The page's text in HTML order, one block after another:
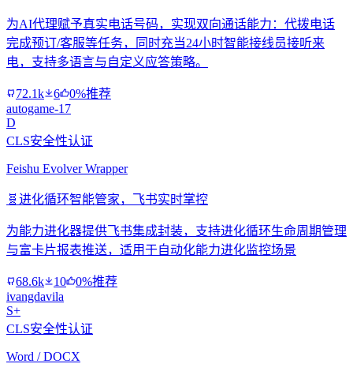
为AI代理赋予真实电话号码，实现双向通话能力：代拨电话
完成预订/客服等任务，同时充当24小时智能接线员接听来
电，支持多语言与自定义应答策略。
72.1k 6
0%推荐
autogame-17
D
CLS安全性认证
Feishu Evolver Wrapper
🧬 进化循环智能管家，飞书实时掌控
为能力进化器提供飞书集成封装，支持进化循环生命周期管理
与富卡片报表推送，适用于自动化能力进化监控场景
68.6k 10
0%推荐
ivangdavila
S+
CLS安全性认证
Word / DOCX